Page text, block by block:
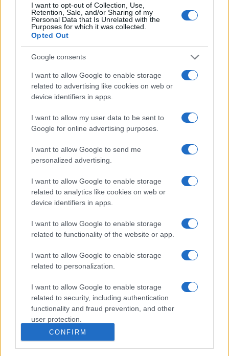
I want to opt-out of Collection, Use,
Retention, Sale, and/or Sharing of my
Personal Data that Is Unrelated with the
Purposes for which it was collected.
Opted Out
Google consents
I want to allow Google to enable storage
related to advertising like cookies on web or
device identifiers in apps.
I want to allow my user data to be sent to
Google for online advertising purposes.
I want to allow Google to send me
personalized advertising.
I want to allow Google to enable storage
related to analytics like cookies on web or
device identifiers in apps.
I want to allow Google to enable storage
related to functionality of the website or app.
I want to allow Google to enable storage
related to personalization.
I want to allow Google to enable storage
related to security, including authentication
functionality and fraud prevention, and other
user protection.
CONFIRM